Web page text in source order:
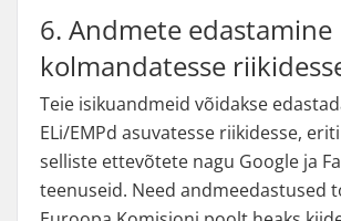
6. Andmete edastamine
kolmandatesse
Teie isikuandmeid võidakse
ELi/EMPd asuvatesse riikidesse,
selliste ettevõtete nagu Google ja
teenuseid. Need andmeedastused